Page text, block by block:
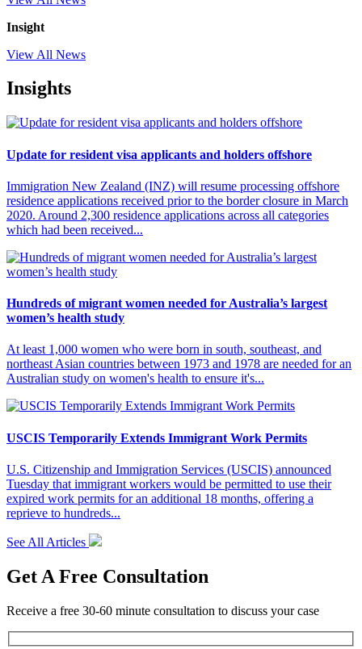
Insight
View All News
Insights
Update for resident visa applicants and holders offshore
Immigration New Zealand (INZ) will resume processing offshore
residence applications received prior to the border closure in March
2020. Around 2,300 residence applications across all categories
which had been received...
Hundreds of migrant women needed for Australia’s largest
women’s health study
At least 1,000 women who were born in south, southeast, and
northeast Asian countries between 1973 and 1978 are needed for an
Australian study on women's health to ensure it's...
USCIS Temporarily Extends Immigrant Work Permits
U.S. Citizenship and Immigration Services (USCIS) announced
Tuesday that immigrant workers would be permitted to use their
expired work permits for an additional 18 months, offering a
reprieve to hundreds...
See All Articles
Get A Free Consultation
Receive a free 30-60 minute consultation to discuss your case